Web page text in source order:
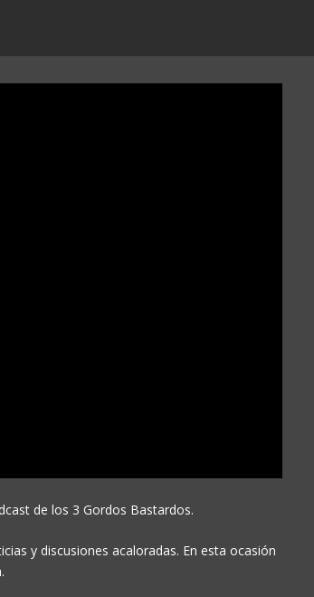
de los 3 Gordos Bastardos.
y discusiones acaloradas. En esta ocasión